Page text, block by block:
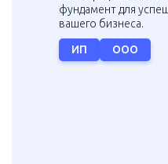
фундамент для
вашего бизнеса.
ИП ООО